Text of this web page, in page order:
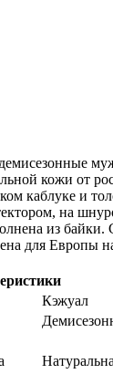
кожи от
каблуке и
на
из байки.
для Европы
Кэжуал